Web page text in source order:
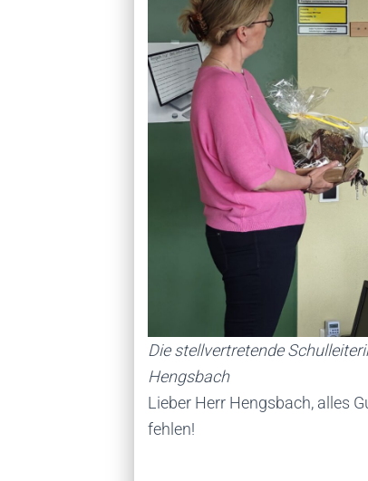
Die stellvertretende
Hengsbach
Lieber Herr Hengsbach, alles
fehlen!